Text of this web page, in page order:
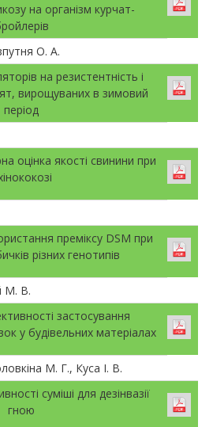
на організм курчат-
О. А.
на резистентність і
вирощуваних в зимовий
період
оцінка якості свинини при
преміксу DSM при
різних генотипів
М. В.
застосування
у будівельних матеріалах
М. Г., Куса І. В.
суміші для дезінвазії
гною